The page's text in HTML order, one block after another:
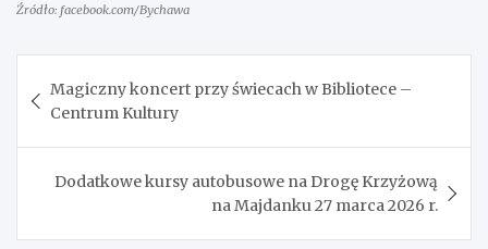
Źródło: facebook.com/Bychawa
wpisu
Magiczny koncert przy świecach w Bibliotece –
Centrum Kultury
Dodatkowe kursy autobusowe na Drogę Krzyżową
na Majdanku 27 marca 2026 r.